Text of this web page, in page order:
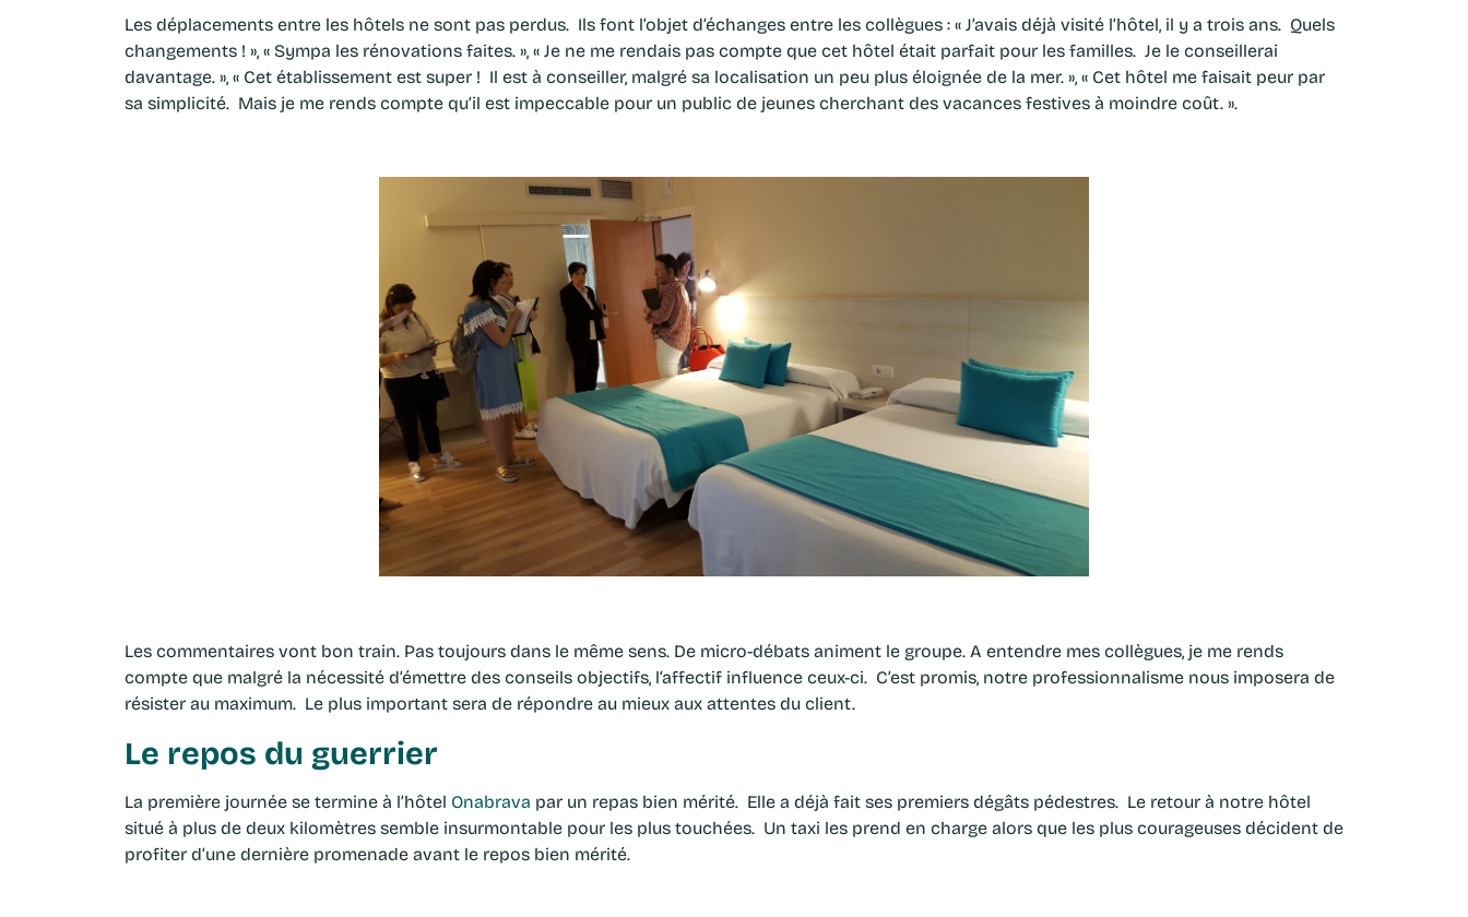
Les déplacements entre les hôtels ne sont pas perdus. Ils font l’objet d’échanges entre les collègues : « J’avais déjà visité l’hôtel, il y a trois ans. Quels
changements ! », « Sympa les rénovations faites. », « Je ne me rendais pas compte que cet hôtel était parfait pour les familles. Je le conseillerai
davantage. », « Cet établissement est super ! Il est à conseiller, malgré sa localisation un peu plus éloignée de la mer. », « Cet hôtel me faisait peur par
sa simplicité. Mais je me rends compte qu’il est impeccable pour un public de jeunes cherchant des vacances festives à moindre coût. ».
Les commentaires vont bon train. Pas toujours dans le même sens. De micro-débats animent le groupe. A entendre mes collègues, je me rends
compte que malgré la nécessité d’émettre des conseils objectifs, l’affectif influence ceux-ci. C’est promis, notre professionnalisme nous imposera de
résister au maximum. Le plus important sera de répondre au mieux aux attentes du client.
Le repos du guerrier
La première journée se termine à l’hôtel Onabrava par un repas bien mérité. Elle a déjà fait ses premiers dégâts pédestres. Le retour à notre hôtel
situé à plus de deux kilomètres semble insurmontable pour les plus touchées. Un taxi les prend en charge alors que les plus courageuses décident de
profiter d’une dernière promenade avant le repos bien mérité.